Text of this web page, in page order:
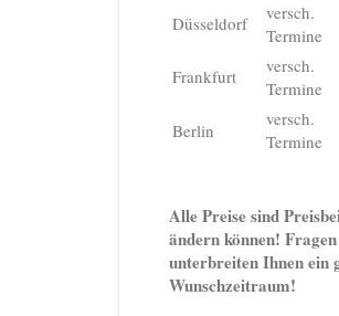
Düsseldorf
versch.
Termine
Frankfurt
versch.
Termine
Berlin
versch.
Termine
Alle Preise sind
ändern können!
unterbreiten Ihnen ein
Wunschzeitraum!